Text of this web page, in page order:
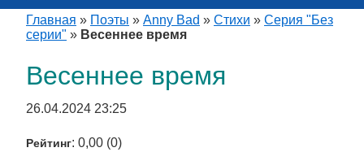
Главная » Поэты » Anny Bad » Стихи » Серия "Без
серии" » Весеннее время
Весеннее время
26.04.2024 23:25
Рейтинг: 0,00 (0)